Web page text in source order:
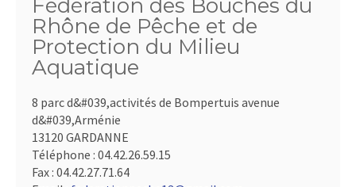
Fédération des Bouches du
Rhône de Pêche et de
Protection du Milieu
Aquatique
8 parc d&#039,activités de Bompertuis avenue
d&#039,Arménie
13120 GARDANNE
Téléphone : 04.42.26.59.15
Fax : 04.42.27.71.64